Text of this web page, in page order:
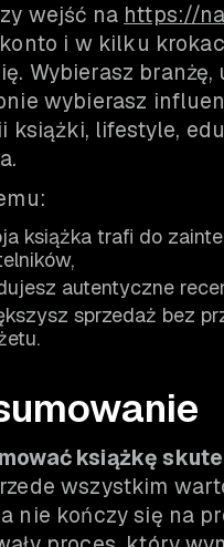
wejść na https://
konto i w kilku
Wybierasz
wybierasz
książki, lifestyle,
książka trafi do
autentyczne
sprzedaż bez
książkę
wszystkim
nie kończy się na